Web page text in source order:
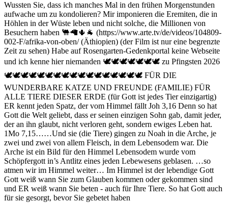
Wussten Sie, dass ich manches Mal in den frühen Morgenstunden
aufwache um zu kondolieren? Mir imponieren die Eremiten, die in
Höhlen in der Wüste leben und nicht solche, die Millionen von
Besuchern haben 🐫🦙🌵🐐 (https://www.arte.tv/de/videos/104809-
002-F/afrika-von-oben/ (Äthiopien) (der Film ist nur eine begrenzte
Zeit zu sehen) Habe auf Rosengarten-Gedenkportal keine Webseite
und ich kenne hier niemanden 🕊️🕊️🕊️🕊️🕊️🕊️🕊️ zu Pfingsten 2026
🕊️🕊️🕊️🕊️🕊️🕊️🕊️🕊️🕊️🕊️🕊️🕊️🕊️🕊️🕊️🕊️🕊️ FÜR DIE
WUNDERBARE KATZE UND FREUNDE (FAMILIE) FÜR
ALLE TIERE DIESER ERDE (für Gott ist jedes Tier einzigartig)
ER kennt jeden Spatz, der vom Himmel fällt Joh 3,16 Denn so hat
Gott die Welt geliebt, dass er seinen einzigen Sohn gab, damit jeder,
der an ihn glaubt, nicht verloren geht, sondern ewiges Leben hat.
1Mo 7,15……Und sie (die Tiere) gingen zu Noah in die Arche, je
zwei und zwei von allem Fleisch, in dem Lebensodem war. Die
Arche ist ein Bild für den Himmel Lebensodem wurde vom
Schöpfergott in’s Antlitz eines jeden Lebewesens geblasen. …so
atmen wir im Himmel weiter… Im Himmel ist der lebendige Gott
Gott weiß wann Sie zum Glauben kommen oder gekommen sind
und ER weiß wann Sie beten - auch für Ihre Tiere. So hat Gott auch
für sie gesorgt, bevor Sie gebetet haben